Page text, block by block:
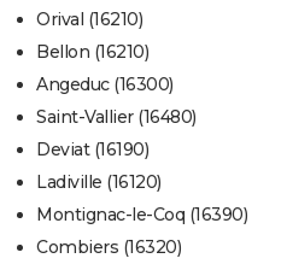
Orival (16210)
Bellon (16210)
Angeduc (16300)
Saint-Vallier (16480)
Deviat (16190)
Ladiville (16120)
Montignac-le-Coq (16390)
Combiers (16320)